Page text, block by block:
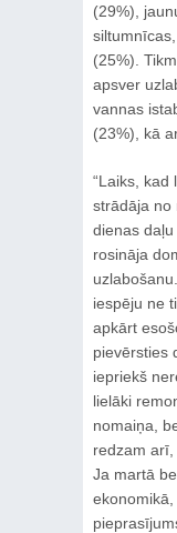
(29%),
(25%).
apsver
vannas
(23%), kā
“Laiks, kad
strādāja no
dienas
rosināja
iespēju ne
apkārt
pievērsties
iepriekš
lielāki
nomaiņa,
redzam arī,
Ja martā
ekonomikā,